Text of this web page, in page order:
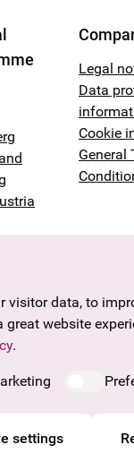
Legal
Data
Cookie
General
visitor data, to
website
.
settings